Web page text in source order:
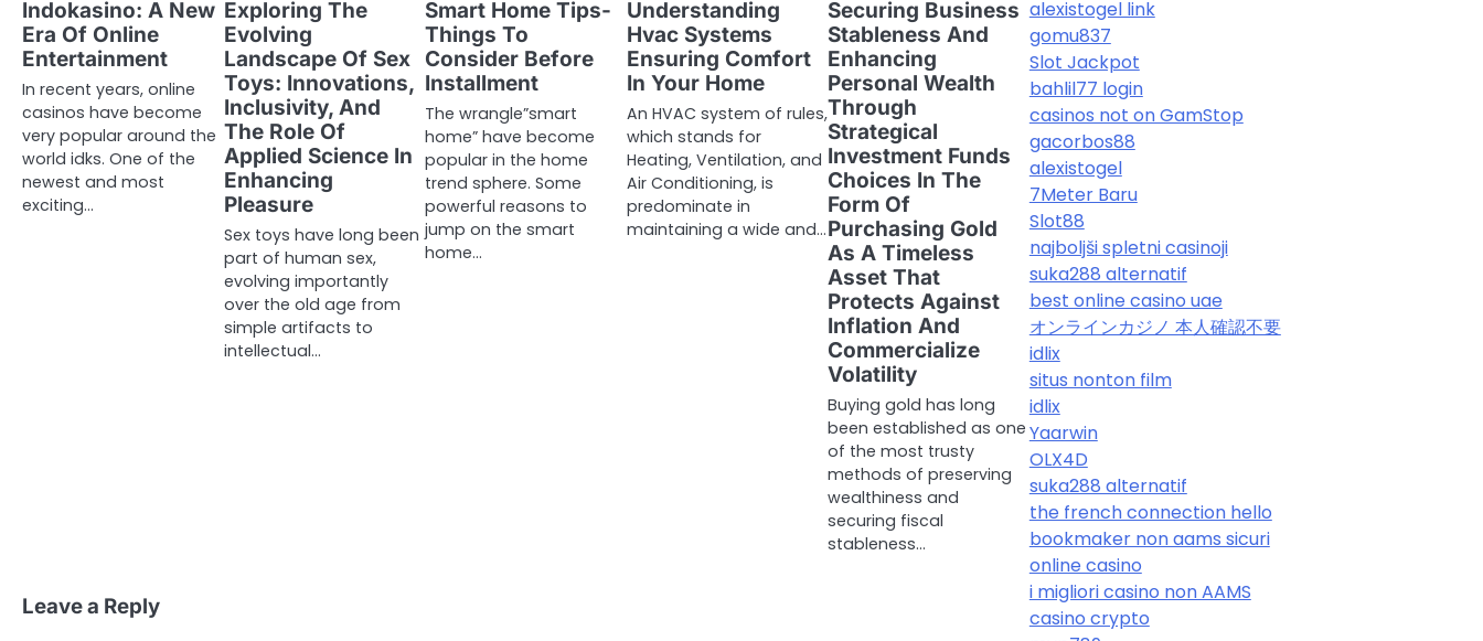
Indokasino: A New
Era Of Online
Entertainment
In recent years, online
casinos have become
very popular around the
world idks. One of the
newest and most
exciting…
Exploring The
Evolving
Landscape Of Sex
Toys: Innovations,
Inclusivity, And
The Role Of
Applied Science In
Enhancing
Pleasure
Sex toys have long been
part of human sex,
evolving importantly
over the old age from
simple artifacts to
intellectual…
Smart Home Tips-
Things To
Consider Before
Installment
The wrangle”smart
home” have become
popular in the home
trend sphere. Some
powerful reasons to
jump on the smart
home…
Understanding
Hvac Systems
Ensuring Comfort
In Your Home
An HVAC system of rules,
which stands for
Heating, Ventilation, and
Air Conditioning, is
predominate in
maintaining a wide and…
Securing Business
Stableness And
Enhancing
Personal Wealth
Through
Strategical
Investment Funds
Choices In The
Form Of
Purchasing Gold
As A Timeless
Asset That
Protects Against
Inflation And
Commercialize
Volatility
Buying gold has long
been established as one
of the most trusty
methods of preserving
wealthiness and
securing fiscal
stableness…
Leave a Reply
alexistogel link
gomu837
Slot Jackpot
bahlil77 login
casinos not on GamStop
gacorbos88
alexistogel
7Meter Baru
Slot88
najboljši spletni casinoji
suka288 alternatif
best online casino uae
オンラインカジノ 本人確認不要
idlix
situs nonton film
idlix
Yaarwin
OLX4D
suka288 alternatif
the french connection hello
bookmaker non aams sicuri
online casino
i migliori casino non AAMS
casino crypto